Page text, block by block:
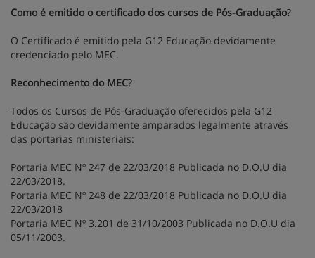
Como é emitido o certificado dos cursos de Pós-Graduação?
O Certificado é emitido pela G12 Educação devidamente
credenciado pelo MEC.
Reconhecimento do MEC?
Todos os Cursos de Pós-Graduação oferecidos pela G12
Educação são devidamente amparados legalmente através
das portarias ministeriais:
Portaria MEC Nº 247 de 22/03/2018 Publicada no D.O.U dia
22/03/2018.
Portaria MEC Nº 248 de 22/03/2018 Publicada no D.O.U dia
22/03/2018
Portaria MEC Nº 3.201 de 31/10/2003 Publicada no D.O.U dia
05/11/2003.